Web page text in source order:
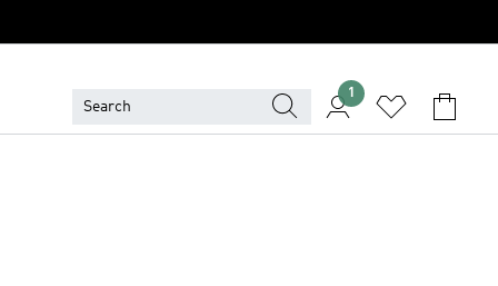
1